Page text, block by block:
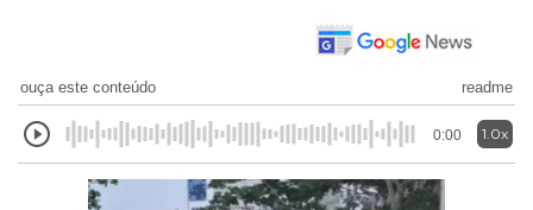
ouça este conteúdo readme
0:00 1.0x